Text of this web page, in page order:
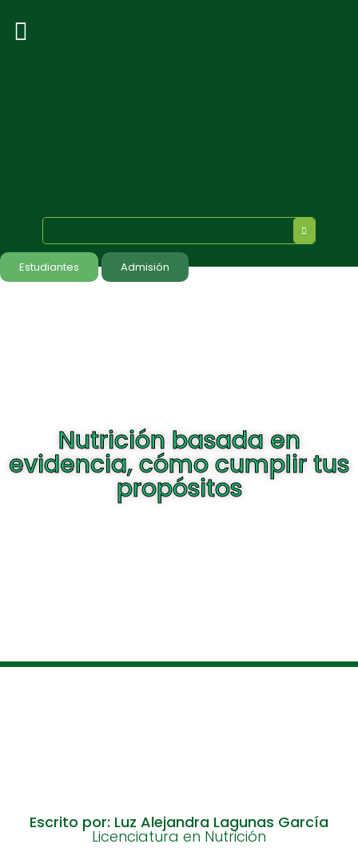
Estudiantes Admisión
Nutrición basada en
evidencia, cómo cumplir tus
propósitos
Escrito por: Luz Alejandra Lagunas García
Licenciatura en Nutrición